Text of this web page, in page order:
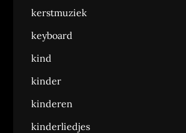
kerstmuziek
keyboard
kind
kinder
kinderen
kinderliedjes